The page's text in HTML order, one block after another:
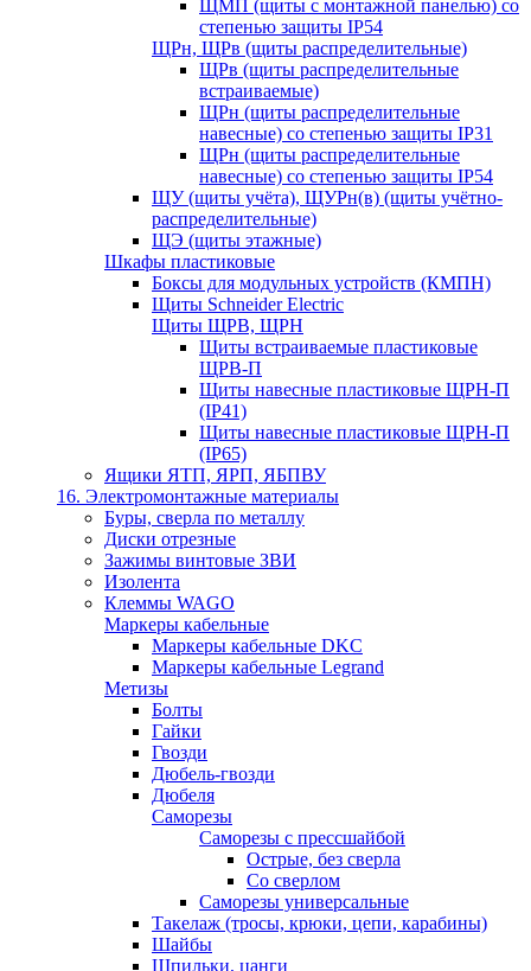
ЩМП (щиты с монтажной панелью) со
степенью защиты IP54
ЩРн, ЩРв (щиты распределительные)
ЩРв (щиты распределительные
встраиваемые)
ЩРн (щиты распределительные
навесные) со степенью защиты IP31
ЩРн (щиты распределительные
навесные) со степенью защиты IP54
ЩУ (щиты учёта), ЩУРн(в) (щиты учётно-
распределительные)
ЩЭ (щиты этажные)
Шкафы пластиковые
Боксы для модульных устройств (КМПН)
Щиты Schneider Electric
Щиты ЩРВ, ЩРН
Щиты встраиваемые пластиковые
ЩРВ-П
Щиты навесные пластиковые ЩРН-П
(IP41)
Щиты навесные пластиковые ЩРН-П
(IP65)
Ящики ЯТП, ЯРП, ЯБПВУ
16. Электромонтажные материалы
Буры, сверла по металлу
Диски отрезные
Зажимы винтовые ЗВИ
Изолента
Клеммы WAGO
Маркеры кабельные
Маркеры кабельные DKC
Маркеры кабельные Legrand
Метизы
Болты
Гайки
Гвозди
Дюбель-гвозди
Дюбеля
Саморезы
Саморезы с прессшайбой
Острые, без сверла
Со сверлом
Саморезы универсальные
Такелаж (тросы, крюки, цепи, карабины)
Шайбы
Шпильки, цанги